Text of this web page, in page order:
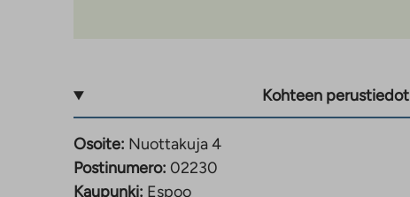
Kohteen perustiedot
Osoite: Nuottakuja 4
Postinumero: 02230
Kaupunki: Espoo